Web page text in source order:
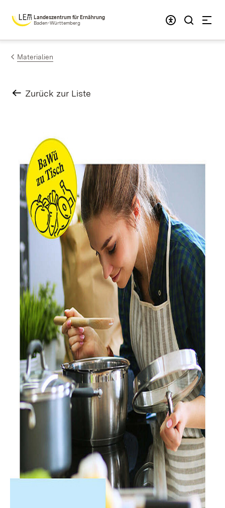
Zum Inhalt springen
Landeszentrum für Ernährung
Baden-Württemberg
Materialien
Zurück zur Liste